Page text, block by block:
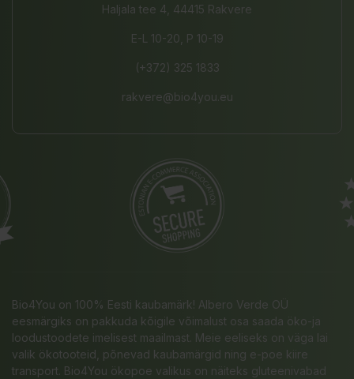
Haljala tee 4, 44415 Rakvere
E-L 10-20, P 10-19
(+372) 325 1833
rakvere@bio4you.eu
Bio4You on 100% Eesti kaubamärk! Albero Verde OÜ
eesmärgiks on pakkuda kõigile võimalust osa saada öko-ja
loodustoodete imelisest maailmast. Meie eeliseks on väga lai
valik ökotooteid, põnevad kaubamärgid ning e-poe kiire
transport. Bio4You ökopoe valikus on näiteks gluteenivabad